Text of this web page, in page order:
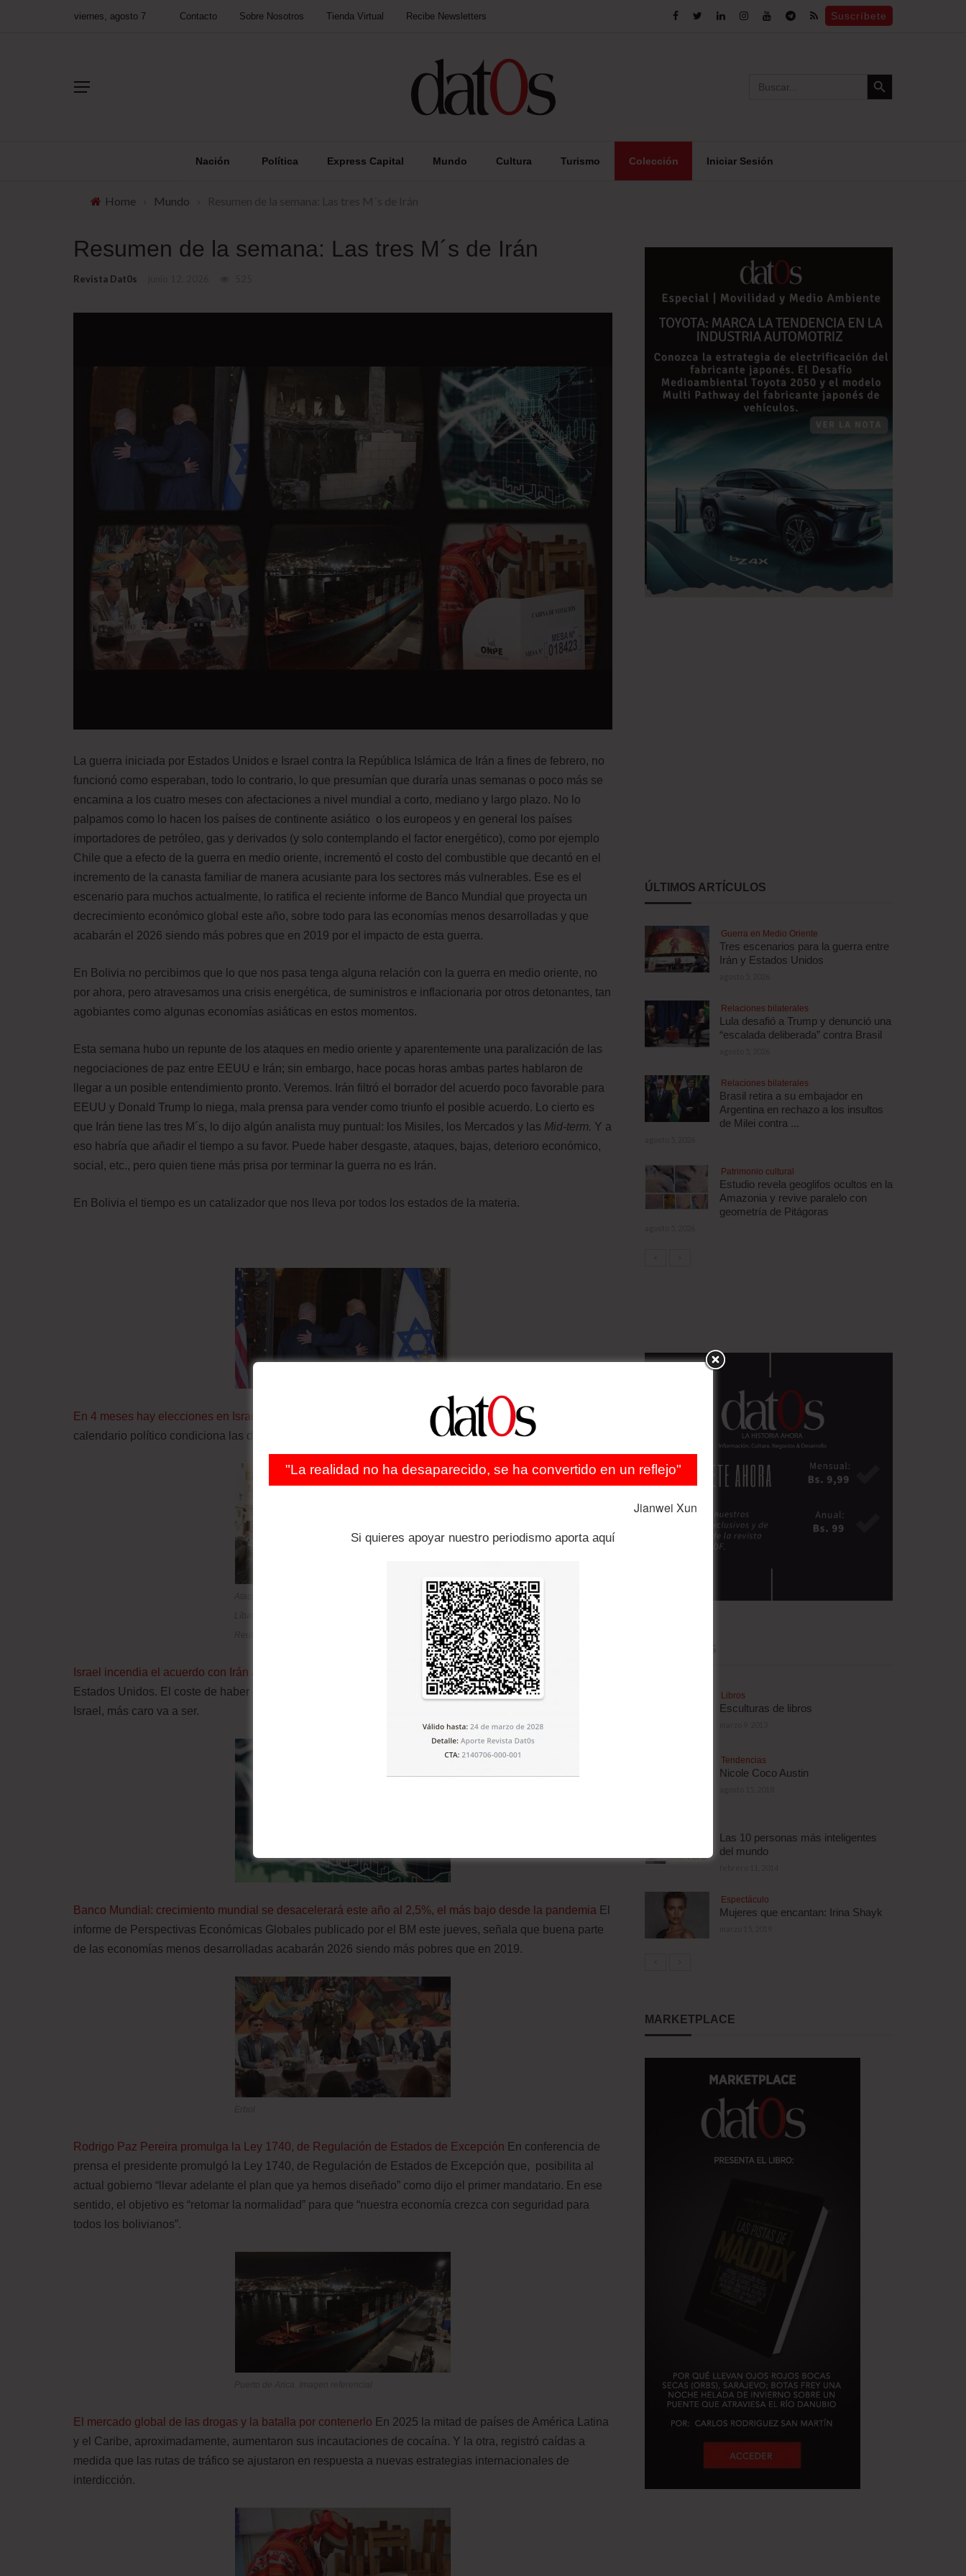
viernes, agosto 7 Contacto Sobre Nosotros Tienda Virtual Recibe Newsletters Suscríbete
for:
Search Button
Nación Política Express Capital Mundo Cultura Turismo Colección Iniciar Sesión
Home Mundo
Resumen de la semana: Las tres M´s de Irán
Revista Dat0s
La guerra iniciada por Estados Unidos e Israel contra la República Islámica de Irán a fines de febrero, no
funcionó como esperaban, todo lo contrario, lo que presumían que duraría unas semanas o poco más se
encamina a los cuatro meses con afectaciones a nivel mundial a corto, mediano y largo plazo. No lo
palpamos como lo hacen los países de continente asiático o los europeos y en general los países
importadores de petróleo, gas y derivados (y solo contemplando el factor energético), como por ejemplo
Chile que a efecto de la guerra en medio oriente, incrementó el costo del combustible que decantó en el
incremento de la canasta familiar de manera acusiante para los sectores más vulnerables. Ese es el
escenario para muchos actualmente, lo ratifica el reciente informe de Banco Mundial que proyecta un
decrecimiento económico global este año, sobre todo para las economías menos desarrolladas y que
acabarán el 2026 siendo más pobres que en 2019 por el impacto de esta guerra.
En Bolivia no percibimos que lo que nos pasa tenga alguna relación con la guerra en medio oriente, no
por ahora, pero atravesamos una crisis energética, de suministros e inflacionaria por otros detonantes, tan
agobiantes como algunas economías asiáticas en estos momentos.
Esta semana hubo un repunte de los ataques en medio oriente y aparentemente una paralización de las
negociaciones de paz entre EEUU e Irán; sin embargo, hace pocas horas ambas partes hablaron de
llegar a un posible entendimiento pronto. Veremos. Irán filtró el borrador del acuerdo poco favorable para
EEUU y Donald Trump lo niega, mala prensa para vender como triunfo el posible acuerdo. Lo cierto es
que Irán tiene las tres M´s, lo dijo algún analista muy puntual: los Misiles, los Mercados y las Mid-term. Y a
eso habría que añadir el tiempo a su favor. Puede haber desgaste, ataques, bajas, deterioro económico,
social, etc., pero quien tiene más prisa por terminar la guerra no es Irán.
En Bolivia el tiempo es un catalizador que nos lleva por todos los estados de la materia.
En 4 meses hay elecciones en Israel, en 6 en Estados Unidos e Irán tiene “la sartén por el mango”
calendario político condiciona las decisiones de los actores involucrados en la guerra en Medio Oriente.
Israel incendia el acuerdo con Irán atacando Beirut
Israel es un socio imprescindible y estratégico para
Estados Unidos. El coste de haber ido a la guerra con Irán es cada día más elevado y cuanto más apriete
Israel, más caro va a ser.
Banco Mundial: crecimiento mundial se desacelerará este año al 2,5%, el más bajo desde la pandemia El
informe de Perspectivas Económicas Globales publicado por el BM este jueves, señala que buena parte
de las economías menos desarrolladas acabarán 2026 siendo más pobres que en 2019.
Rodrigo Paz Pereira promulga la Ley 1740, de Regulación de Estados de Excepción En conferencia de
prensa el presidente promulgó la Ley 1740, de Regulación de Estados de Excepción que, posibilita al
actual gobierno “llevar adelante el plan que ya hemos diseñado” como dijo el primer mandatario. En ese
sentido, el objetivo es “retomar la normalidad” para que “nuestra economía crezca con seguridad para
todos los bolivianos”.
El mercado global de las drogas y la batalla por contenerlo En 2025 la mitad de países de América Latina
y el Caribe, aproximadamente, aumentaron sus incautaciones de cocaína. Y la otra, registró caídas a
medida que las rutas de tráfico se ajustaron en respuesta a nuevas estrategias internacionales de
interdicción.
ÚLTIMOS ARTÍCULOS
Guerra en Medio Oriente
Tres escenarios para la guerra entre
Irán y Estados Unidos
Relaciones bilaterales
Lula desafió a Trump y denunció una
“escalada deliberada” contra Brasil
Relaciones bilaterales
Brasil retira a su embajador en
Argentina en rechazo a los insultos
de Milei contra ...
Patrimonio cultural
Estudio revela geoglifos ocultos en la
Amazonia y revive paralelo con
geometría de Pitágoras
Libros
Esculturas de libros
Tendencias
Nicole Coco Austin
Las 10 personas más inteligentes
del mundo
Espectáculo
Mujeres que encantan: Irina Shayk
MARKETPLACE
"La realidad no ha desaparecido, se ha convertido en un reflejo"
Jianwei Xun
Si quieres apoyar nuestro periodismo aporta aquí